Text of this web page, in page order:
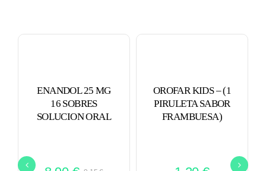
ENANDOL 25 MG
16 SOBRES
SOLUCION ORAL
OROFAR KIDS – (1
PIRULETA SABOR
FRAMBUESA)